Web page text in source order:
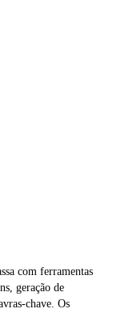
com ferramentas
geração de
chave. Os